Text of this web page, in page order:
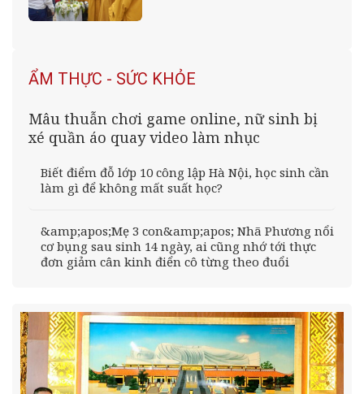
ẨM THỰC - SỨC KHỎE
Mâu thuẫn chơi game online, nữ sinh bị
xé quần áo quay video làm nhục
Biết điểm đỗ lớp 10 công lập Hà Nội, học sinh cần
làm gì để không mất suất học?
&amp;apos;Mẹ 3 con&amp;apos; Nhã Phương nổi
cơ bụng sau sinh 14 ngày, ai cũng nhớ tới thực
đơn giảm cân kinh điển cô từng theo đuổi